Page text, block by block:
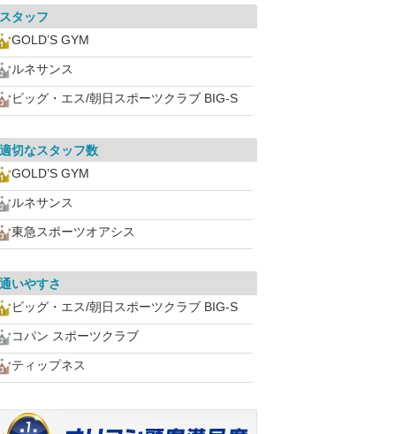
スタッフ
GOLD’S GYM
ルネサンス
ビッグ・エス/朝日スポーツクラブ BIG-S
適切なスタッフ数
GOLD’S GYM
ルネサンス
東急スポーツオアシス
通いやすさ
ビッグ・エス/朝日スポーツクラブ BIG-S
コパン スポーツクラブ
ティップネス